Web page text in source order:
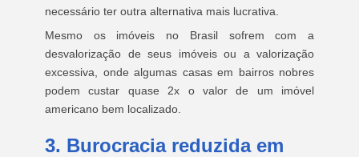
necessário ter outra alternativa mais lucrativa.
Mesmo os imóveis no Brasil sofrem com a
desvalorização de seus imóveis ou a valorização
excessiva, onde algumas casas em bairros nobres
podem custar quase 2x o valor de um imóvel
americano bem localizado.
3. Burocracia reduzida em